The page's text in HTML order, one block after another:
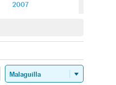
2007